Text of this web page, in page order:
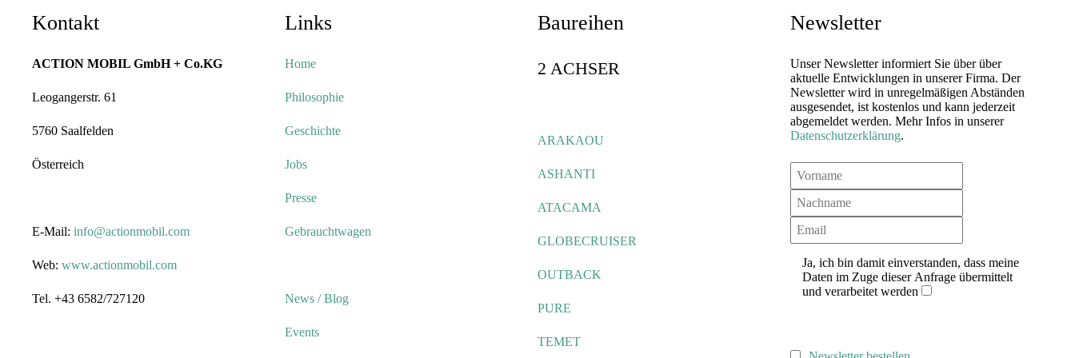
Kontakt
ACTION MOBIL GmbH + Co.KG
Leogangerstr. 61
5760 Saalfelden
Österreich
E-Mail: info@actionmobil.com
Web: www.actionmobil.com
Tel. +43 6582/727120
Links
Home
Philosophie
Geschichte
Jobs
Presse
Gebrauchtwagen
News / Blog
Events
Baureihen
2 ACHSER
ARAKAOU
ASHANTI
ATACAMA
GLOBECRUISER
OUTBACK
PURE
TEMET
Newsletter
Unser Newsletter informiert Sie über über
aktuelle Entwicklungen in unserer Firma. Der
Newsletter wird in unregelmäßigen Abständen
ausgesendet, ist kostenlos und kann jederzeit
abgemeldet werden. Mehr Infos in unserer
Datenschutzerklärung.
Ja, ich bin damit einverstanden, dass meine
Daten im Zuge dieser Anfrage übermittelt
und verarbeitet werden